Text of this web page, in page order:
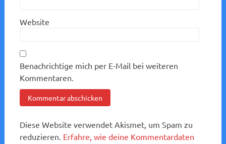
Website
Benachrichtige mich per E-Mail bei weiteren
Kommentaren.
Diese Website verwendet Akismet, um Spam zu
reduzieren. Erfahre, wie deine Kommentardaten